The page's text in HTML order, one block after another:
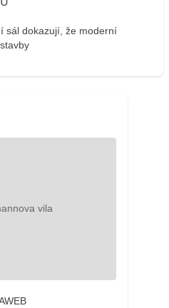
sál dokazují, že moderní